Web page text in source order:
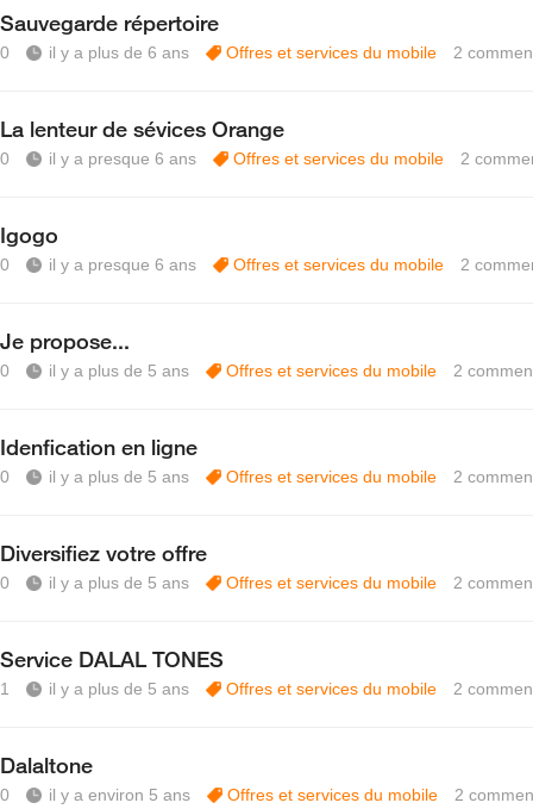
Sauvegarde répertoire
0 il y a plus de 6 ans Offres et services du mobile 2
La lenteur de sévices Orange
0 il y a presque 6 ans Offres et services du mobile 2
Igogo
0 il y a presque 6 ans Offres et services du mobile 2
Je propose...
0 il y a plus de 5 ans Offres et services du mobile 2
Idenfication en ligne
0 il y a plus de 5 ans Offres et services du mobile 2
Diversifiez votre offre
0 il y a plus de 5 ans Offres et services du mobile 2
Service DALAL TONES
1 il y a plus de 5 ans Offres et services du mobile 2
Dalaltone
0 il y a environ 5 ans Offres et services du mobile 2